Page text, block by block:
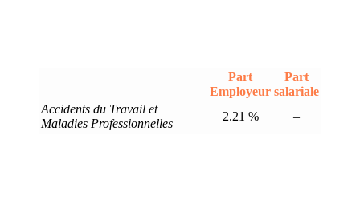
Part
Employeur
Part
salariale
Accidents du Travail et
Maladies Professionnelles
2.21 % –